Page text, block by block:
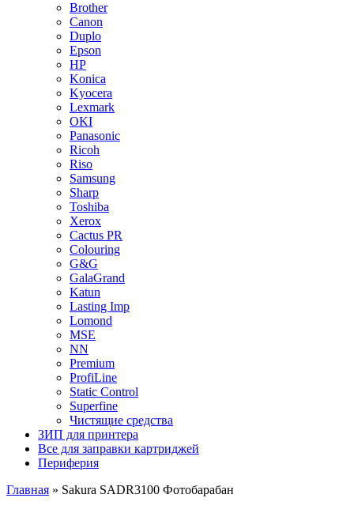
Brother
Canon
Duplo
Epson
HP
Konica
Kyocera
Lexmark
OKI
Panasonic
Ricoh
Riso
Samsung
Sharp
Toshiba
Xerox
Cactus PR
Colouring
G&G
GalaGrand
Katun
Lasting Imp
Lomond
MSE
NN
Premium
ProfiLine
Static Control
Superfine
Чистящие средства
ЗИП для принтера
Все для заправки картриджей
Периферия
Главная » Sakura SADR3100 Фотобарабан